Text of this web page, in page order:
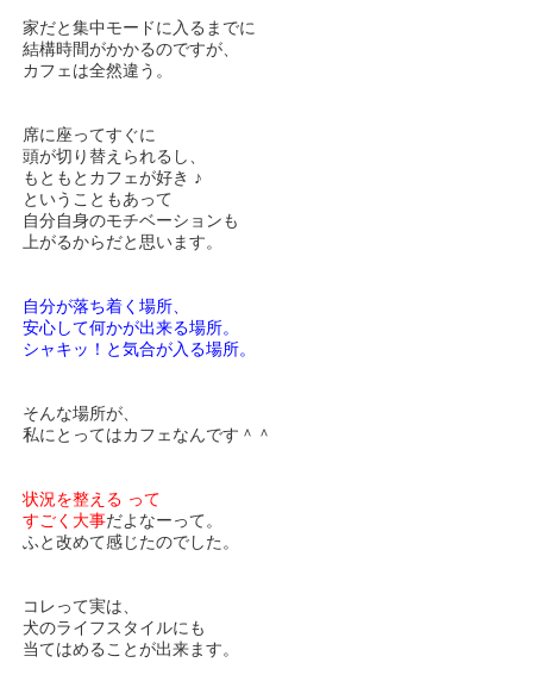
家だと集中モードに入るまでに
結構時間がかかるのですが、
カフェは全然違う。
席に座ってすぐに
頭が切り替えられるし、
もともとカフェが好き ♪
ということもあって
自分自身のモチベーションも
上がるからだと思います。
自分が落ち着く場所、
安心して何かが出来る場所。
シャキッ！と気合が入る場所。
そんな場所が、
私にとってはカフェなんです＾＾
状況を整える って
すごく大事だよなーって。
ふと改めて感じたのでした。
コレって実は、
犬のライフスタイルにも
当てはめることが出来ます。